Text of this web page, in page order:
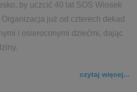
by uczcić 40 lat SOS Wiosek
już od czterech dekad
i osieroconymi dziećmi, dając
czytaj więcej...